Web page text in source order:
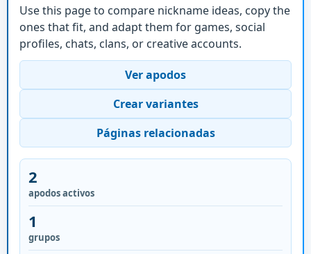
Use this page to compare nickname ideas, copy the
ones that fit, and adapt them for games, social
profiles, chats, clans, or creative accounts.
Ver apodos
Crear variantes
Páginas relacionadas
2
apodos activos
1
grupos